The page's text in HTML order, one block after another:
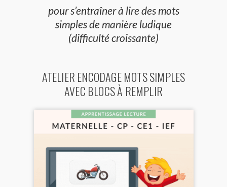
pour s’entraîner à lire des mots
simples de manière ludique
(difficulté croissante)
ATELIER ENCODAGE MOTS SIMPLES
AVEC BLOCS À REMPLIR